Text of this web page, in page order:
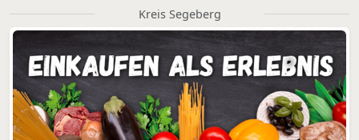
Kreis Segeberg